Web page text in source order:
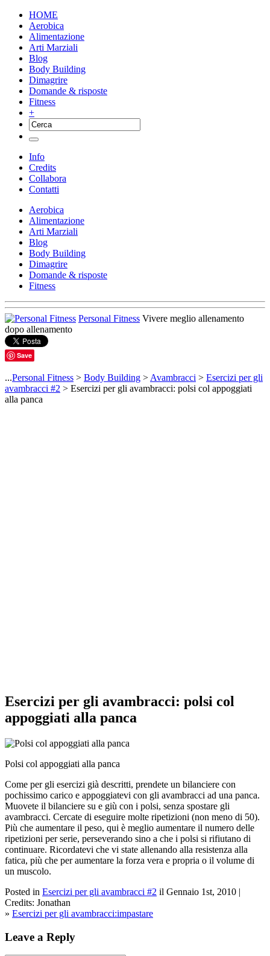
HOME
Aerobica
Alimentazione
Arti Marziali
Blog
Body Building
Dimagrire
Domande & risposte
Fitness
+
Info
Credits
Collabora
Contatti
Aerobica
Alimentazione
Arti Marziali
Blog
Body Building
Dimagrire
Domande & risposte
Fitness
Personal Fitness Vivere meglio allenamento
dopo allenamento
Save
...Personal Fitness > Body Building > Avambracci > Esercizi per gli
avambracci #2 > Esercizi per gli avambracci: polsi col appoggiati
alla panca
Esercizi per gli avambracci: polsi col
appoggiati alla panca
Polsi col appoggiati alla panca
Come per gli esercizi già descritti, prendete un bilanciere con
pochissimo carico e appoggiatevi con gli avambracci ad una panca.
Muovete il bilanciere su e giù con i polsi, senza spostare gli
avambracci. Cercate di eseguire molte ripetizioni (non meno di 50).
Più che aumentare il peso, qui è meglio aumentare il numero delle
ripetizioni per serie, perseverando sino a che i polsi si rifiutano di
continuare. Ricordatevi che vi state allenando alla resistenza alla
fatica, più che per aumentare la forza vera e propria o il volume di
un muscolo.
Posted in Esercizi per gli avambracci #2 il Gennaio 1st, 2010 |
Credits: Jonathan
» Esercizi per gli avambracci:impastare
Leave a Reply